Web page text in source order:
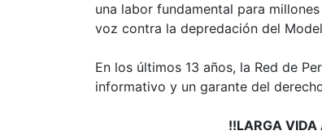
una labor fundamental para
voz contra la depredación del
En los últimos 13 años, la Red de
informativo y un garante del
!!LARGA VIDA